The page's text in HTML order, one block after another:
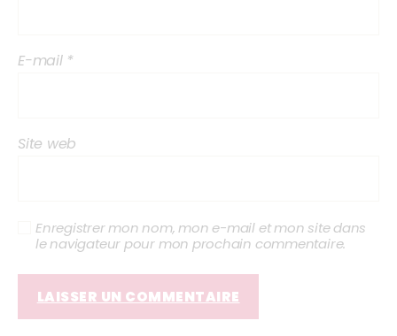
E-mail *
Site web
Enregistrer mon nom, mon e-mail et mon site dans
le navigateur pour mon prochain commentaire.